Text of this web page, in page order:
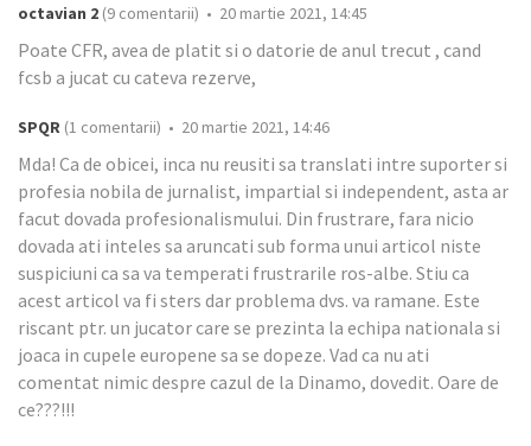
octavian 2 (9 comentarii) • 20 martie 2021, 14:45
Poate CFR, avea de platit si o datorie de anul trecut , cand
fcsb a jucat cu cateva rezerve,
SPQR (1 comentarii) • 20 martie 2021, 14:46
Mda! Ca de obicei, inca nu reusiti sa translati intre suporter si
profesia nobila de jurnalist, impartial si independent, asta ar
facut dovada profesionalismului. Din frustrare, fara nicio
dovada ati inteles sa aruncati sub forma unui articol niste
suspiciuni ca sa va temperati frustrarile ros-albe. Stiu ca
acest articol va fi sters dar problema dvs. va ramane. Este
riscant ptr. un jucator care se prezinta la echipa nationala si
joaca in cupele europene sa se dopeze. Vad ca nu ati
comentat nimic despre cazul de la Dinamo, dovedit. Oare de
ce???!!!